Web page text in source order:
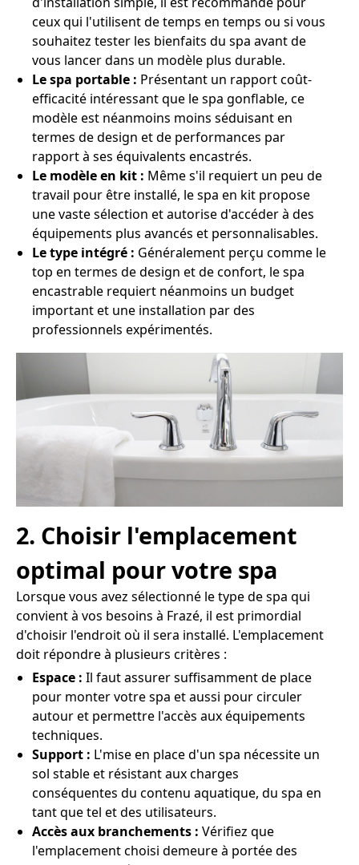
ceux qui l'utilisent de temps en temps ou si vous
souhaitez tester les bienfaits du spa avant de
vous lancer dans un modèle plus durable.
Le spa portable : Présentant un rapport coût-
efficacité intéressant que le spa gonflable, ce
modèle est néanmoins moins séduisant en
termes de design et de performances par
rapport à ses équivalents encastrés.
Le modèle en kit : Même s'il requiert un peu de
travail pour être installé, le spa en kit propose
une vaste sélection et autorise d'accéder à des
équipements plus avancés et personnalisables.
Le type intégré : Généralement perçu comme le
top en termes de design et de confort, le spa
encastrable requiert néanmoins un budget
important et une installation par des
professionnels expérimentés.
2. Choisir l'emplacement
optimal pour votre spa
Lorsque vous avez sélectionné le type de spa qui
convient à vos besoins à Frazé, il est primordial
d'choisir l'endroit où il sera installé. L'emplacement
doit répondre à plusieurs critères :
Espace : Il faut assurer suffisamment de place
pour monter votre spa et aussi pour circuler
autour et permettre l'accès aux équipements
techniques.
Support : L'mise en place d'un spa nécessite un
sol stable et résistant aux charges
conséquentes du contenu aquatique, du spa en
tant que tel et des utilisateurs.
Accès aux branchements : Vérifiez que
l'emplacement choisi demeure à portée des